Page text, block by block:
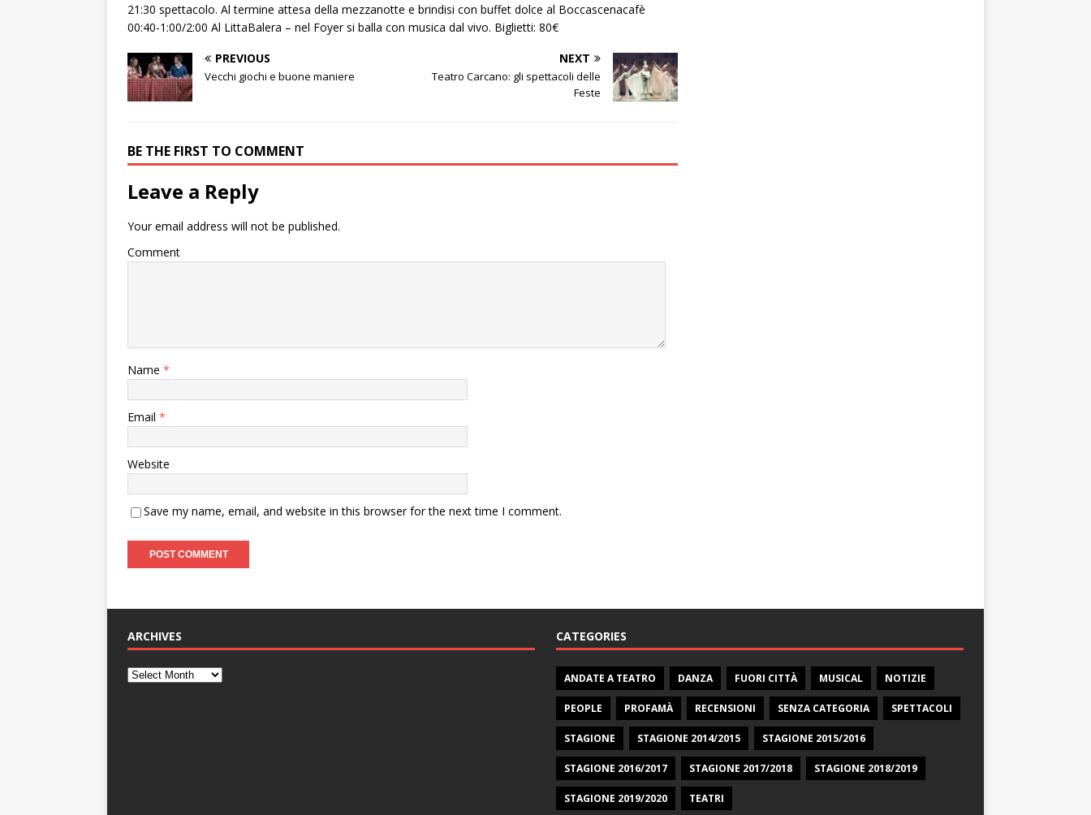
21:30 spettacolo. Al termine attesa della mezzanotte e brindisi con buffet dolce al Boccascenacafè
00:40-1:00/2:00 Al LittaBalera – nel Foyer si balla con musica dal vivo. Biglietti: 80€
PREVIOUS
Vecchi giochi e buone maniere
NEXT
Teatro Carcano: gli spettacoli delle
Feste
BE THE FIRST TO COMMENT
Leave a Reply
Your email address will not be published.
Comment
Name *
Email *
Website
Save my name, email, and website in this browser for the next time I comment.
ARCHIVES CATEGORIES
ANDATE A TEATRO DANZA FUORI CITTÀ MUSICAL NOTIZIE
PEOPLE PROFAMÀ RECENSIONI SENZA CATEGORIA SPETTACOLI
STAGIONE STAGIONE 2014/2015 STAGIONE 2015/2016
STAGIONE 2016/2017 STAGIONE 2017/2018 STAGIONE 2018/2019
STAGIONE 2019/2020 TEATRI